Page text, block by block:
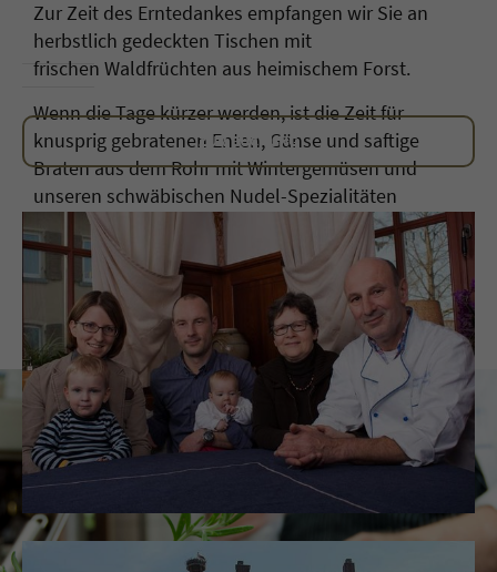
Ihre Familie Ermler
ZUR BUCHUNG
Zur Zeit des Erntedankes empfangen wir Sie an
herbstlich gedeckten Tischen mit
frischen Waldfrüchten aus heimischem Forst.
Wenn die Tage kürzer werden, ist die Zeit für
knusprig gebratenen Enten, Gänse und saftige
Braten aus dem Rohr mit Wintergemüsen und
unseren schwäbischen Nudel-Spezialitäten
gekommen.
RESTAURANT